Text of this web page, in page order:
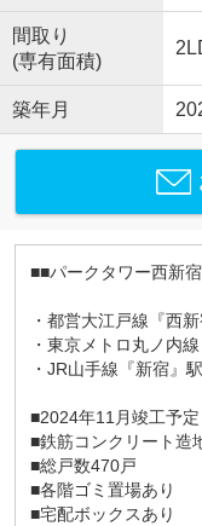
間取り
(専有面積)
築年月
■■パークタワー西新
・都営大江戸線『西
・東京メトロ丸ノ内
・JR山手線『新宿』
■2024年11月竣工予定
■鉄筋コンクリート造
■総戸数470戸
■各階ゴミ置場あり
■宅配ボックスあり